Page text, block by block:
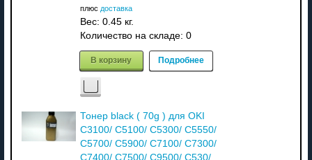
плюс доставка
Вес: 0.45 кг.
Количество на складе: 0
В корзину Подробнее
Тонер black ( 70g ) для OKI
C3100/ C5100/ C5300/ C5550/
C5700/ C5900/ C7100/ C7300/
C7400/ C7500/ C9500/ C530/